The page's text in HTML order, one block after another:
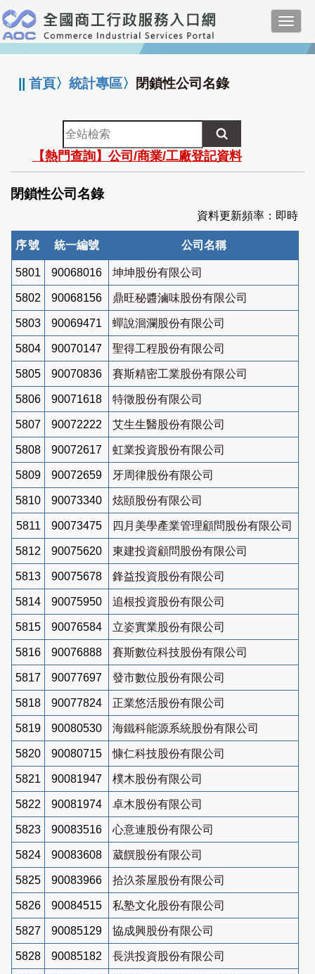
跳
到
主
要
:::
||首頁〉統計專區〉 閉鎖性公司名錄
全
站
檢
索
【熱門查詢】公司/商業/工廠登記資料
閉鎖性公司名錄
資料更新頻率：即時
序號 統一編號 公司名稱
5801 90068016 坤坤股份有限公司
5802 90068156 鼎旺秘醬滷味股份有限公司
5803 90069471 蟬說洄瀾股份有限公司
5804 90070147 聖得工程股份有限公司
5805 90070836 賽斯精密工業股份有限公司
5806 90071618 特徵股份有限公司
5807 90072222 艾生生醫股份有限公司
5808 90072617 虹業投資股份有限公司
5809 90072659 牙周律股份有限公司
5810 90073340 炫頤股份有限公司
5811 90073475 四月美學產業管理顧問股份有限公司
5812 90075620 東建投資顧問股份有限公司
5813 90075678 鋒益投資股份有限公司
5814 90075950 追根投資股份有限公司
5815 90076584 立姿實業股份有限公司
5816 90076888 賽斯數位科技股份有限公司
5817 90077697 發市數位股份有限公司
5818 90077824 正業悠活股份有限公司
5819 90080530 海鐵科能源系統股份有限公司
5820 90080715 慷仁科技股份有限公司
5821 90081947 樸木股份有限公司
5822 90081974 卓木股份有限公司
5823 90083516 心意連股份有限公司
5824 90083608 葳饌股份有限公司
5825 90083966 拾汣茶屋股份有限公司
5826 90084515 私塾文化股份有限公司
5827 90085129 協成興股份有限公司
5828 90085182 長洪投資股份有限公司